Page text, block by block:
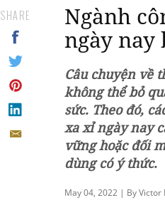
Ngành
ngày nay
Câu chuyện về
không thể bỏ
sức. Theo đó,
xa xỉ ngày nay
vững hoặc đối
dùng có ý thức.
May 04, 2022 | By Victor
SHARE